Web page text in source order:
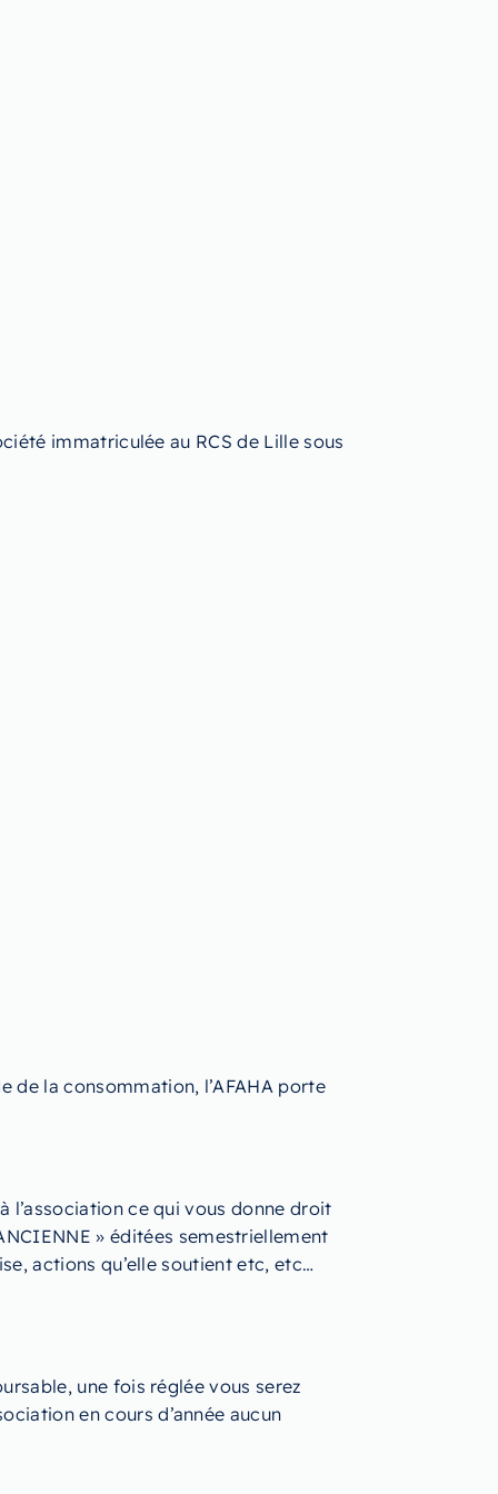
immatriculée au RCS de Lille sous
de la consommation, l’AFAHA porte
l’association ce qui vous donne droit
» éditées semestriellement
actions qu’elle soutient etc, etc…
une fois réglée vous serez
en cours d’année aucun